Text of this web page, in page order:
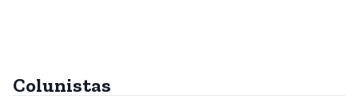
Colunistas